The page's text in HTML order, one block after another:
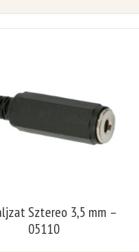
Sztereo 3,5 mm –
05110